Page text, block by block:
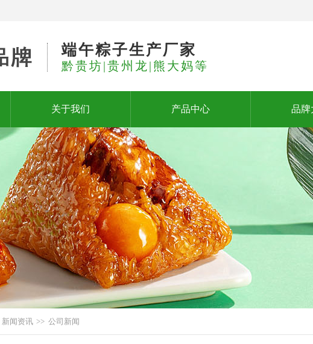
端午粽子生产厂家
黔贵坊|贵州龙|熊大妈等
关于我们 产品中心 品牌
新闻资讯 >> 公司新闻